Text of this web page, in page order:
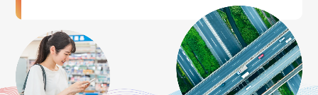
IR情報
サステナビリティ